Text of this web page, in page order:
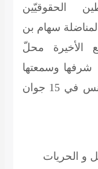
الحقوقيّين
سهام بن
الأخيرة محلّ
وسمعتها
وصدق نضالها داخليّا وخارجيّا. تونس في 15 جوان
و الحريات